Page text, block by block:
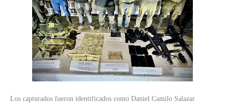
Los capturados fueron identificados como Daniel Camilo Salazar